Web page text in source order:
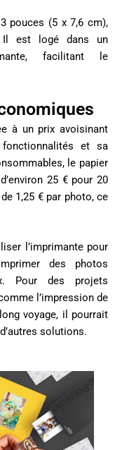
pouces (5 x 7,6 cm),
Il est logé dans un
facilitant le
à un prix avoisinant
et sa
le papier
25 € pour 20
1,25 € par photo, ce
l’imprimante pour
des photos
Pour des projets
l’impression de
voyage, il pourrait
solutions.